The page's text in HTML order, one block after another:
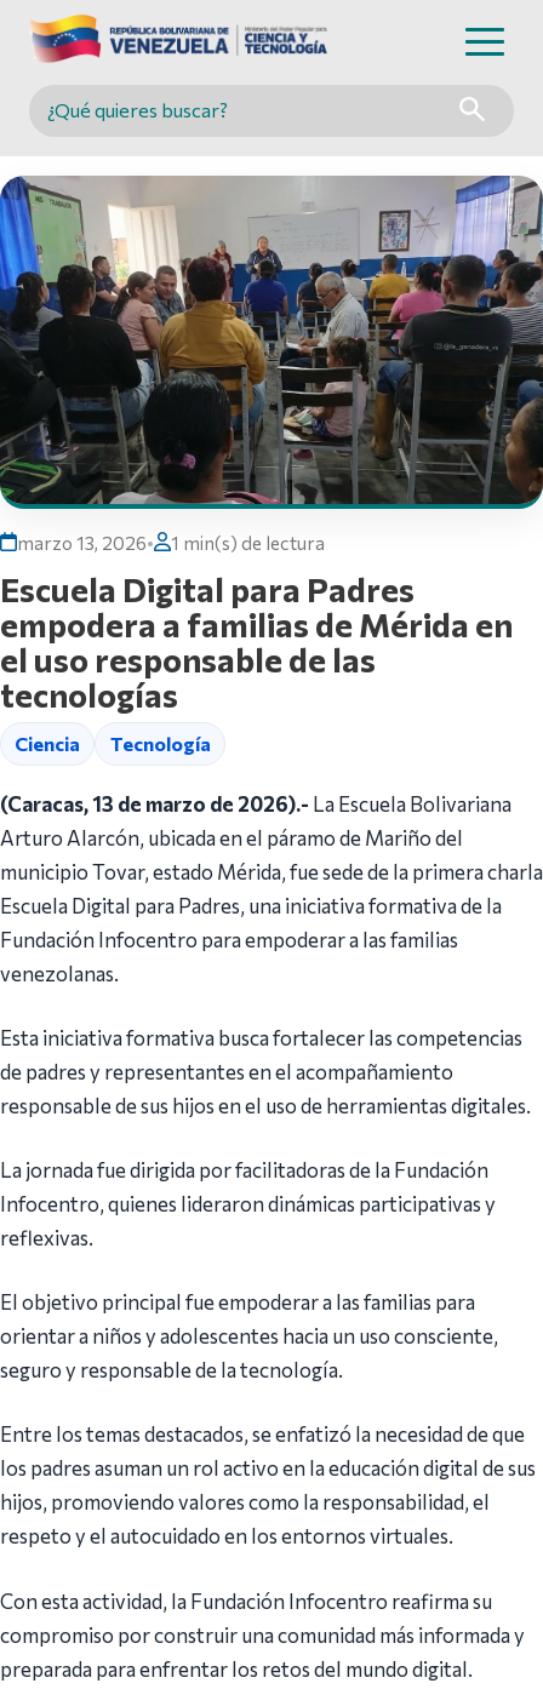
Buscar en MINCYT
marzo 13, 2026• 1 min(s) de lectura
Escuela Digital para Padres
empodera a familias de Mérida en
el uso responsable de las
tecnologías
Ciencia Tecnología
(Caracas, 13 de marzo de 2026).- La Escuela Bolivariana
Arturo Alarcón, ubicada en el páramo de Mariño del
municipio Tovar, estado Mérida, fue sede de la primera charla
Escuela Digital para Padres, una iniciativa formativa de la
Fundación Infocentro para empoderar a las familias
venezolanas.
Esta iniciativa formativa busca fortalecer las competencias
de padres y representantes en el acompañamiento
responsable de sus hijos en el uso de herramientas digitales.
La jornada fue dirigida por facilitadoras de la Fundación
Infocentro, quienes lideraron dinámicas participativas y
reflexivas.
El objetivo principal fue empoderar a las familias para
orientar a niños y adolescentes hacia un uso consciente,
seguro y responsable de la tecnología.
Entre los temas destacados, se enfatizó la necesidad de que
los padres asuman un rol activo en la educación digital de sus
hijos, promoviendo valores como la responsabilidad, el
respeto y el autocuidado en los entornos virtuales.
Con esta actividad, la Fundación Infocentro reafirma su
compromiso por construir una comunidad más informada y
preparada para enfrentar los retos del mundo digital.